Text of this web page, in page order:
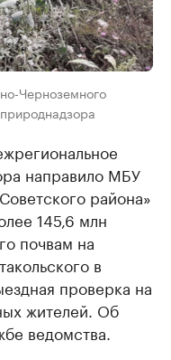
Черноземного
направило МБУ
района»
145,6 млн
почвам на
в
проверка на
жителей. Об
ведомства.